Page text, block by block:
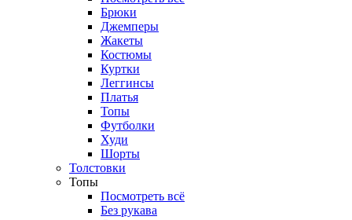
Брюки
Джемперы
Жакеты
Костюмы
Куртки
Леггинсы
Платья
Топы
Футболки
Худи
Шорты
Толстовки
Топы
Посмотреть всё
Без рукава